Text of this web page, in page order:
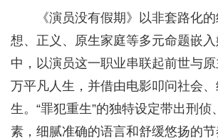
《演员没有假期》以非套路化
想、正义、原生家庭等多元命题嵌
中，以演员这一职业串联起前世与
万平凡人生，并借由电影叩问社会
生。“罪犯重生”的独特设定带出刑侦
素，细腻准确的语言和舒缓悠扬的